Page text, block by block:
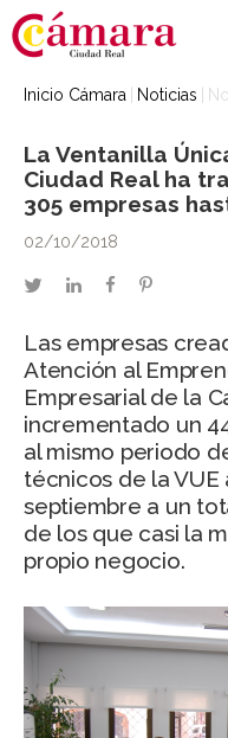
Inicio Cámara Noticias
La Ventanilla
Ciudad Real ha
305 empresas
02/10/2018
twitterlinkedinfacebookpinterest
Las empresas
Atención al
Empresarial de la
incrementado un
al mismo periodo
técnicos de la
septiembre a un
de los que casi la
propio negocio.